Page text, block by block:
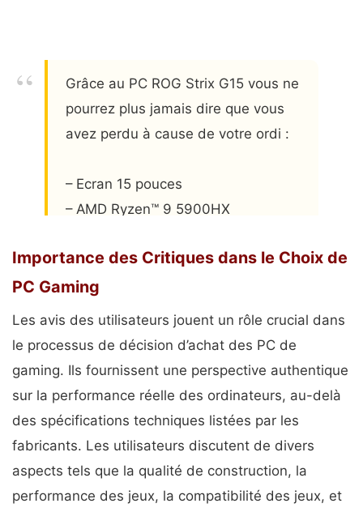
Grâce au PC ROG Strix G15 vous ne
pourrez plus jamais dire que vous
avez perdu à cause de votre ordi :
– Ecran 15 pouces
– AMD Ryzen™ 9 5900HX
– 16 Go de RAM
– 1To SSD
Importance des Critiques dans le Choix de
PC Gaming
Les avis des utilisateurs jouent un rôle crucial dans
le processus de décision d’achat des PC de
gaming. Ils fournissent une perspective authentique
sur la performance réelle des ordinateurs, au-delà
des spécifications techniques listées par les
fabricants. Les utilisateurs discutent de divers
aspects tels que la qualité de construction, la
performance des jeux, la compatibilité des jeux, et